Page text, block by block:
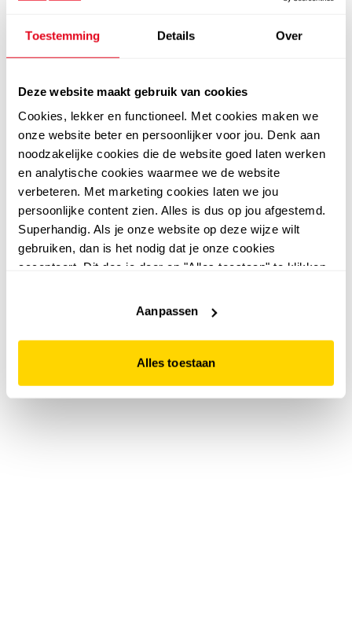
Toestemming Details Over
Deze website maakt gebruik van cookies
Cookies, lekker en functioneel. Met cookies maken we
onze website beter en persoonlijker voor jou. Denk aan
noodzakelijke cookies die de website goed laten werken
en analytische cookies waarmee we de website
verbeteren. Met marketing cookies laten we jou
persoonlijke content zien. Alles is dus op jou afgestemd.
Superhandig. Als je onze website op deze wijze wilt
gebruiken, dan is het nodig dat je onze cookies
accepteert. Dit doe je door op "Alles toestaan" te klikken.
website niet optimaal functioneert.
Aanpassen
Alles toestaan